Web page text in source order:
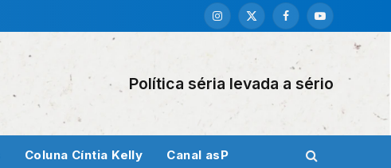
Instagram
X
FacebookYouTube
Política séria levada a sério
Coluna Cíntia Kelly Canal asP